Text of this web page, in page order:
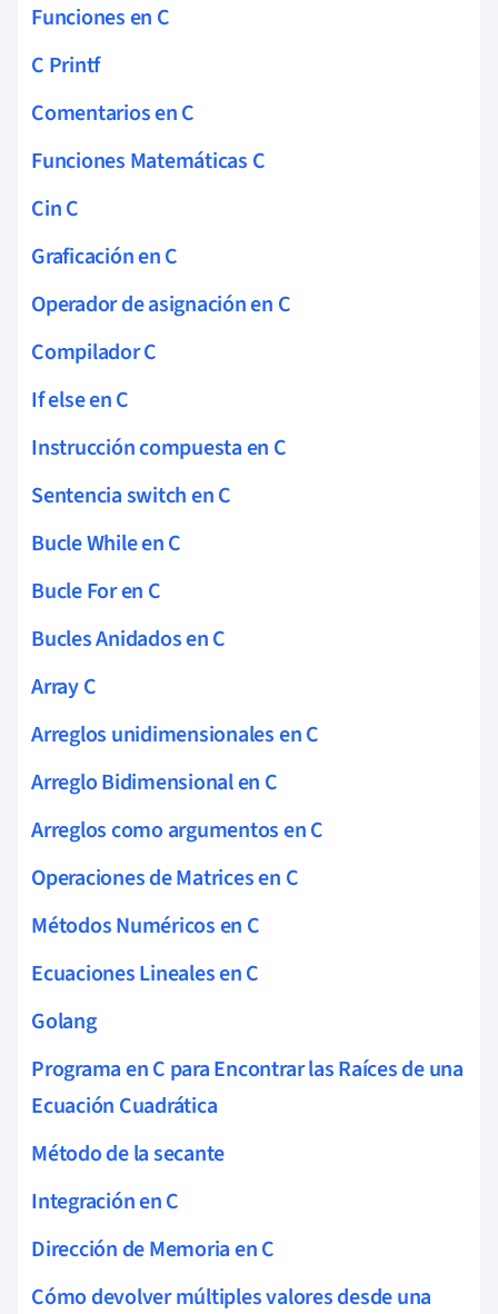
Funciones en C
C Printf
Comentarios en C
Funciones Matemáticas C
Cin C
Graficación en C
Operador de asignación en C
Compilador C
If else en C
Instrucción compuesta en C
Sentencia switch en C
Bucle While en C
Bucle For en C
Bucles Anidados en C
Array C
Arreglos unidimensionales en C
Arreglo Bidimensional en C
Arreglos como argumentos en C
Operaciones de Matrices en C
Métodos Numéricos en C
Ecuaciones Lineales en C
Golang
Programa en C para Encontrar las Raíces de una
Ecuación Cuadrática
Método de la secante
Integración en C
Dirección de Memoria en C
Cómo devolver múltiples valores desde una